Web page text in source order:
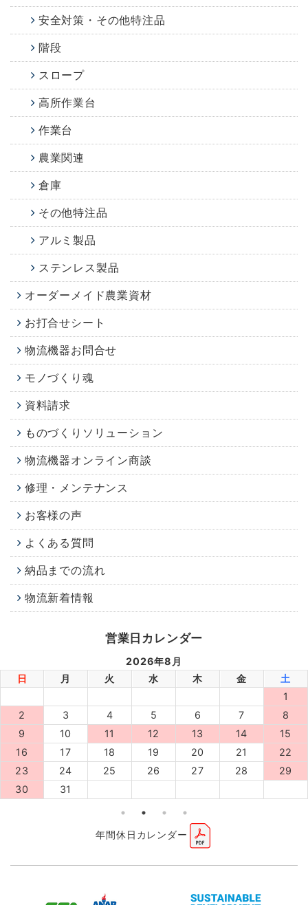
安全対策・その他特注品
階段
スロープ
高所作業台
作業台
農業関連
倉庫
その他特注品
アルミ製品
ステンレス製品
オーダーメイド農業資材
お打合せシート
物流機器お問合せ
モノづくり魂
資料請求
ものづくりソリューション
物流機器オンライン商談
修理・メンテナンス
お客様の声
よくある質問
納品までの流れ
物流新着情報
営業日カレンダー
2026年8月
日
月 火 水 木 金
土
1
2
3 4 5 6 7
8
9
10 11 12 13 14
15
16
17 18 19 20 21
22
23
24 25 26 27 28
29
30
31
年間休日カレンダー